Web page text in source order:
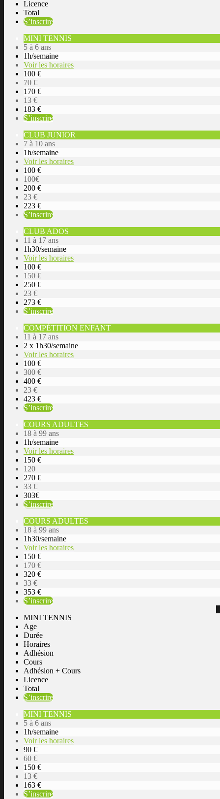
Licence
Total
S’inscrire
MINI TENNIS
5 à 6 ans
1h/semaine
Voir les horaires
100 €
70 €
170 €
13 €
183 €
S’inscrire
CLUB JUNIOR
7 à 10 ans
1h/semaine
Voir les horaires
100 €
100€
200 €
23 €
223 €
S’inscrire
CLUB ADOS
11 à 17 ans
1h30/semaine
Voir les horaires
100 €
150 €
250 €
23 €
273 €
S’inscrire
COMPÉTITION ENFANT
11 à 17 ans
2 x 1h30/semaine
Voir les horaires
100 €
300 €
400 €
23 €
423 €
S’inscrire
COURS ADULTES
18 à 99 ans
1h/semaine
Voir les horaires
150 €
120
270 €
33 €
303€
S’inscrire
COURS ADULTES
18 à 99 ans
1h30/semaine
Voir les horaires
150 €
170 €
320 €
33 €
353 €
S’inscrire
MINI TENNIS
Age
Durée
Horaires
Adhésion
Cours
Adhésion + Cours
Licence
Total
S’inscrire
MINI TENNIS
5 à 6 ans
1h/semaine
Voir les horaires
90 €
60 €
150 €
13 €
163 €
S’inscrire